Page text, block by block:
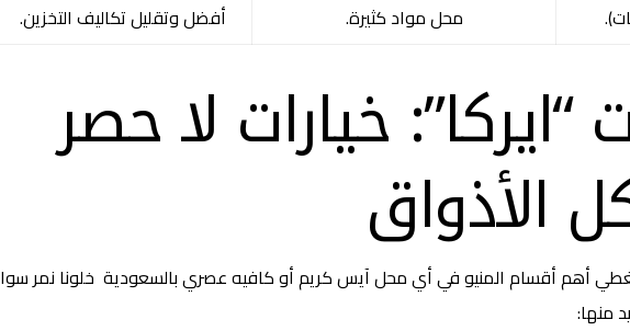
محل مواد كثيرة.
أفضل وتقليل تكاليف التخزين.
“ايركا”: خيارات لا حصر
الأذواق
يغطي أهم أقسام المنيو في أي محل آيس كريم أو كافيه عصري بالسعودية خلونا نمر سوا
منها: